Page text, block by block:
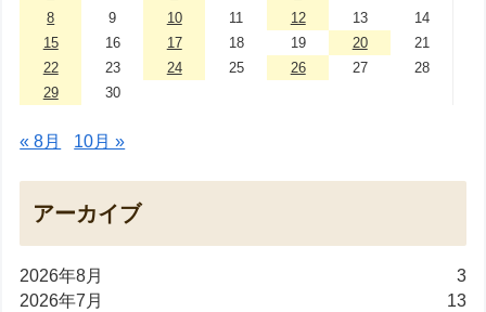
8
9 10 11 12 13
14
15
16 17 18 19 20
21
22
23 24 25 26 27
28
29
30
« 8月 10月 »
アーカイブ
2026年8月
3
2026年7月
13